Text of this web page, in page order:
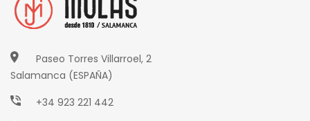
Paseo Torres Villarroel, 2
Salamanca (ESPAÑA)
+34 923 221 442